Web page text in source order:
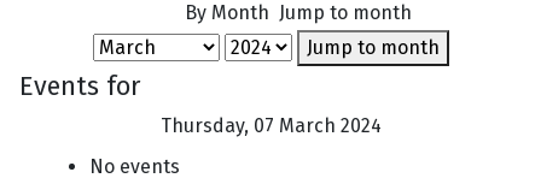
By Month Jump to month
Jump to month
Events for
Thursday, 07 March 2024
No events